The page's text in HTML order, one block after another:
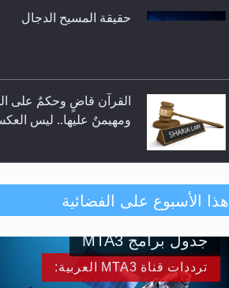
حقيقة المسيح الدجال
القرآن قاضٍ وحكمٌ على
ومهيمنٌ عليها.. ليس
لا ناسخ ولا منسوخ في
الكريم
المفهوم الحقيقي للجهاد
هذا الأسبوع على الفضائية
ترددات قناة MTA3 العربية:
جدول برامج MTA3